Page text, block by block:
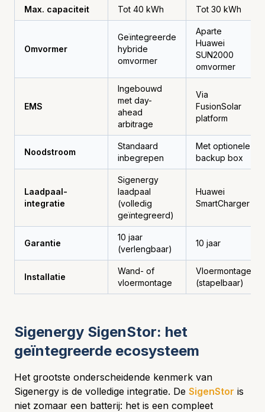
Max. capaciteit Tot 40 kWh Tot 30 kWh
Omvormer
Geïntegreerde
hybride
omvormer
Aparte
Huawei
SUN2000
omvormer
EMS
Ingebouwd
met day-
ahead
arbitrage
Via
FusionSolar
platform
Noodstroom
Standaard
inbegrepen
Met optionele
backup box
Laadpaal-
integratie
Sigenergy
laadpaal
(volledig
geïntegreerd)
Huawei
SmartCharger
Garantie
10 jaar
(verlengbaar)
10 jaar
Installatie
Wand- of
vloermontage
Vloermontage
(stapelbaar)
Sigenergy SigenStor: het
geïntegreerde ecosysteem
Het grootste onderscheidende kenmerk van
Sigenergy is de volledige integratie. De SigenStor is
niet zomaar een batterij: het is een compleet